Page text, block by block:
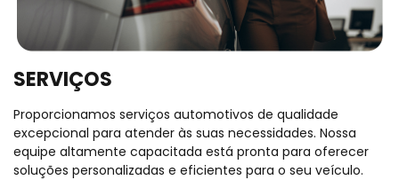
SERVIÇOS
Proporcionamos serviços automotivos de qualidade
excepcional para atender às suas necessidades. Nossa
equipe altamente capacitada está pronta para oferecer
soluções personalizadas e eficientes para o seu veículo.